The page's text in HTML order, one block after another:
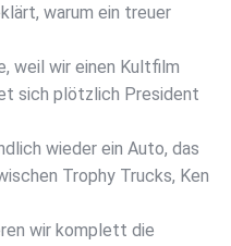
warum ein treuer
weil wir einen Kultfilm
sich plötzlich President
wieder ein Auto, das
Trophy Trucks, Ken
wir komplett die